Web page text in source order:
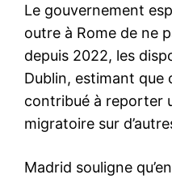
interpellées après la diffusion
d’une vidéo de violences
nocturnes à l’arme blanche
26 March 2026
In "Sécurité"